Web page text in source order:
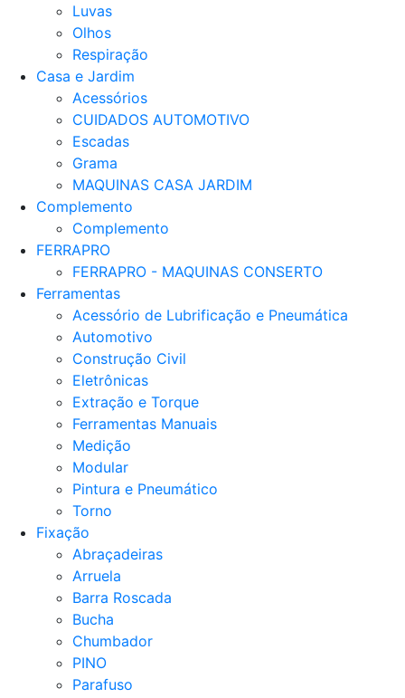
Luvas
Olhos
Respiração
Casa e Jardim
Acessórios
CUIDADOS AUTOMOTIVO
Escadas
Grama
MAQUINAS CASA JARDIM
Complemento
Complemento
FERRAPRO
FERRAPRO - MAQUINAS CONSERTO
Ferramentas
Acessório de Lubrificação e Pneumática
Automotivo
Construção Civil
Eletrônicas
Extração e Torque
Ferramentas Manuais
Medição
Modular
Pintura e Pneumático
Torno
Fixação
Abraçadeiras
Arruela
Barra Roscada
Bucha
Chumbador
PINO
Parafuso